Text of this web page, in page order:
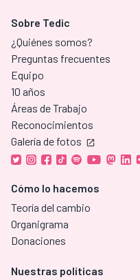
Sobre Tedic
¿Quiénes somos?
Preguntas frecuentes
Equipo
10 años
Áreas de Trabajo
Reconocimientos
Galería de fotos
Cómo lo hacemos
Teoría del cambio
Organigrama
Donaciones
Nuestras políticas